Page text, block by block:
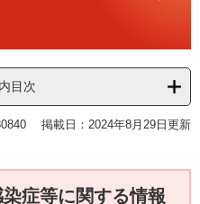
目次
掲載日：2024年8月29日更新
症等に関する情報